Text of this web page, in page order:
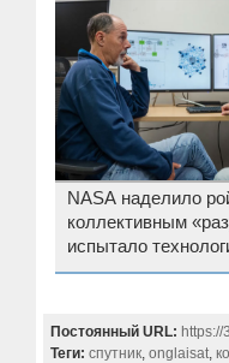
NASA наделило
коллективным
испытало
Постоянный URL:
Теги: спутник, onglaisat,